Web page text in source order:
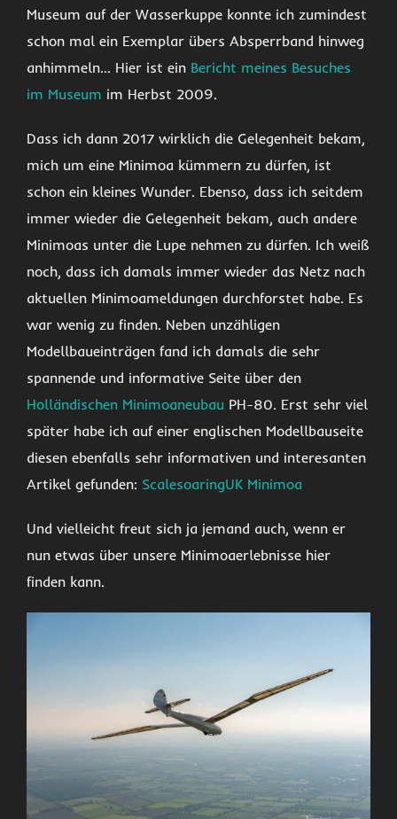
Museum auf der Wasserkuppe konnte ich zumindest
schon mal ein Exemplar übers Absperrband hinweg
anhimmeln… Hier ist ein Bericht meines Besuches
im Museum im Herbst 2009.
Dass ich dann 2017 wirklich die Gelegenheit bekam,
mich um eine Minimoa kümmern zu dürfen, ist
schon ein kleines Wunder. Ebenso, dass ich seitdem
immer wieder die Gelegenheit bekam, auch andere
Minimoas unter die Lupe nehmen zu dürfen. Ich weiß
noch, dass ich damals immer wieder das Netz nach
aktuellen Minimoameldungen durchforstet habe. Es
war wenig zu finden. Neben unzähligen
Modellbaueinträgen fand ich damals die sehr
spannende und informative Seite über den
Holländischen Minimoaneubau PH-80. Erst sehr viel
später habe ich auf einer englischen Modellbauseite
diesen ebenfalls sehr informativen und interesanten
Artikel gefunden: ScalesoaringUK Minimoa
Und vielleicht freut sich ja jemand auch, wenn er
nun etwas über unsere Minimoaerlebnisse hier
finden kann.